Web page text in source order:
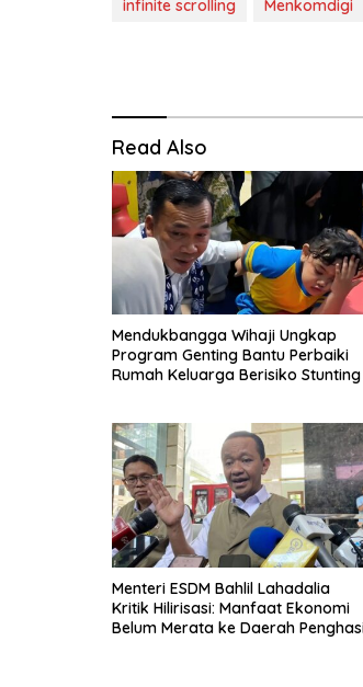
infinite scrolling Menkomdigi
Read Also
Mendukbangga Wihaji Ungkap
Program Genting Bantu Perbaiki
Rumah Keluarga Berisiko Stunting
Menteri ESDM Bahlil Lahadalia
Kritik Hilirisasi: Manfaat Ekonomi
Belum Merata ke Daerah